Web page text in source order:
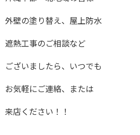
外壁の塗り替え、屋上防水
遮熱工事のご相談など
ございましたら、いつでも
お気軽にご連絡、または
来店ください！！